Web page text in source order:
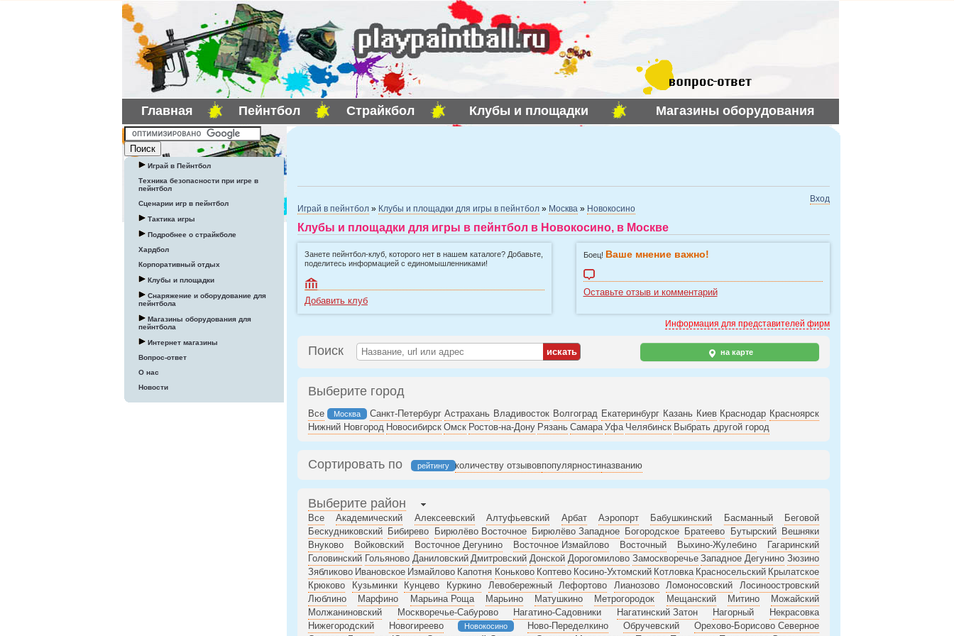
Главная Пейнтбол Страйкбол Клубы и площадки Магазины оборудования
Играй в Пейнтбол
Техника безопасности при игре в
пейнтбол
Сценарии игр в пейнтбол
Тактика игры
Подробнее о страйкболе
Хардбол
Корпоративный отдых
Клубы и площадки
Снаряжение и оборудование для
пейнтбола
Магазины оборудования для
пейнтбола
Интернет магазины
Вопрос-ответ
О нас
Новости
Вход
Играй в пейнтбол » Клубы и площадки для игры в пейнтбол » Москва » Новокосино
Клубы и площадки для игры в пейнтбол в Новокосино, в Москве
Занете пейнтбол-клуб, которого нет в нашем каталоге? Добавьте,
поделитесь информацией с единомышленниками!
Добавить клуб
Боец! Ваше мнение важно!
Оставьте отзыв и комментарий
Информация для представителей фирм
Поиск на карте
Выберите город
Все Москва Санкт-Петербург Астрахань Владивосток Волгоград Екатеринбург Казань Киев Краснодар Красноярск
Нижний Новгород Новосибирск Омск Ростов-на-Дону Рязань Самара Уфа Челябинск Выбрать другой город
Сортировать по рейтингу количеству отзывовпопулярностиназванию
Выберите район
Все Академический Алексеевский Алтуфьевский Арбат Аэропорт Бабушкинский Басманный
Беговой
Бескудниковский Бибирево Бирюлёво Восточное Бирюлёво Западное Богородское Братеево Бутырский
Вешняки
Внуково
Войковский Восточное Дегунино Восточное Измайлово Восточный Выхино-Жулебино
Гагаринский
Головинский Гольяново Даниловский Дмитровский Донской Дорогомилово Замоскворечье Западное Дегунино Зюзино
Зябликово Ивановское Измайлово Капотня Коньково Коптево Косино-Ухтомский Котловка Красносельский Крылатское
Крюково
Кузьминки Кунцево Куркино Левобережный Лефортово Лианозово Ломоносовский
Лосиноостровский
Люблино
Марфино Марьина Роща Марьино Матушкино Метрогородок Мещанский Митино
Можайский
Молжаниновский
Москворечье-Сабурово Нагатино-Садовники Нагатинский Затон Нагорный
Некрасовка
Нижегородский
Новогиреево Новокосино Ново-Переделкино Обручевский
Орехово-Борисово Северное